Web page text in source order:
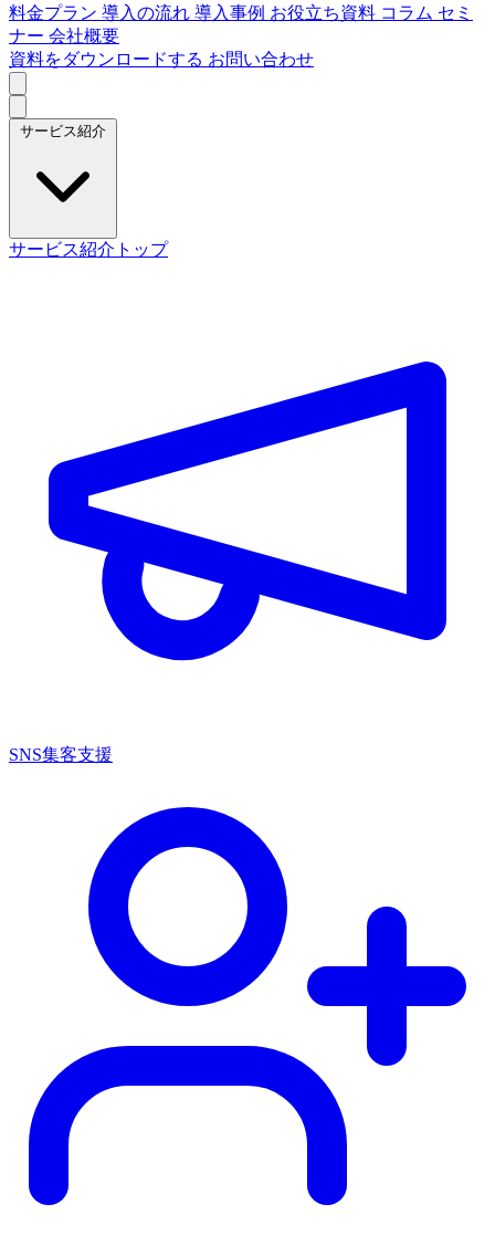
料金プラン 導入の流れ 導入事例 お役立ち資料 コラム セミ
ナー 会社概要
資料をダウンロードする お問い合わせ
サービス紹介トップ
SNS集客支援